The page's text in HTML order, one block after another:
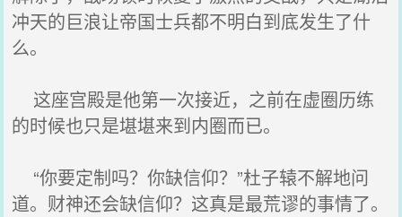
冲天的巨浪让帝国士兵都不明白到底发生了什
么。
这座宫殿是他第一次接近，之前在虚圈历练
的时候也只是堪堪来到内圈而已。
“你要定制吗？你缺信仰？”杜子辕不解地问
道。财神还会缺信仰？这真是最荒谬的事情了。